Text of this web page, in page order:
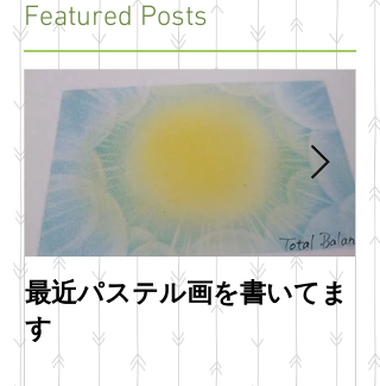
Featured Posts
最近パステル画を書いてま
す